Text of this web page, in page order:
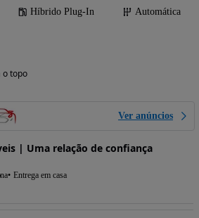
Híbrido Plug-In
Automática
o topo
Ver anúncios
| Uma relação de confiança
Entrega em casa